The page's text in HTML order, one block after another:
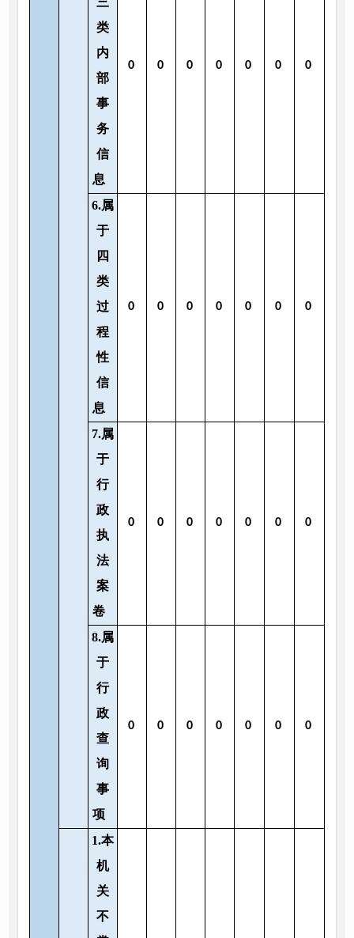
类
内
部
事
务
信
息
0 0 0 0 0 0 0
6.属
于
四
类
过
程
性
信
息
0 0 0 0 0 0 0
7.属
于
行
政
执
法
案
卷
0 0 0 0 0 0 0
8.属
于
行
政
查
询
事
项
0 0 0 0 0 0 0
1.本
机
关
不